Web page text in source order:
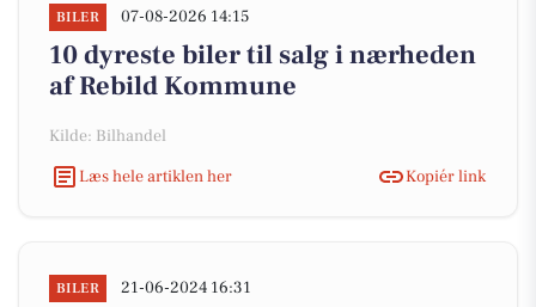
BILER 07-08-2026 14:15
10 dyreste biler til salg i nærheden
af Rebild Kommune
Kilde: Bilhandel
Læs hele artiklen her
Kopiér link
BILER 21-06-2024 16:31